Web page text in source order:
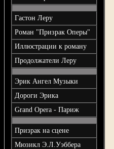
Гастон Леру
Роман "Призрак Оперы"
Иллюстрации к роману
Продолжатели Леру
Эрик Ангел Музыки
Дороги Эрика
Grand Opera - Париж
Призрак на сцене
Мюзикл Э.Л.Уэббера